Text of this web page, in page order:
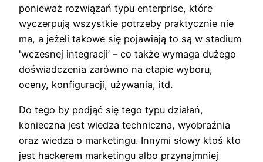
ponieważ rozwiązań typu enterprise, które
wyczerpują wszystkie potrzeby praktycznie nie
ma, a jeżeli takowe się pojawiają to są w stadium
'wczesnej integracji’ – co także wymaga dużego
doświadczenia zarówno na etapie wyboru,
oceny, konfiguracji, używania, itd.
Do tego by podjąć się tego typu działań,
konieczna jest wiedza techniczna, wyobraźnia
oraz wiedza o marketingu. Innymi słowy ktoś kto
jest hackerem marketingu albo przynajmniej